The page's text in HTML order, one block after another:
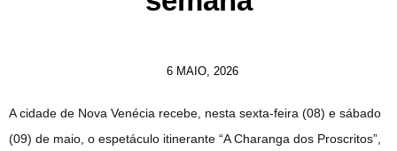
6 MAIO, 2026
A cidade de Nova Venécia recebe, nesta sexta-feira (08) e sábado
(09) de maio, o espetáculo itinerante “A Charanga dos Proscritos”,